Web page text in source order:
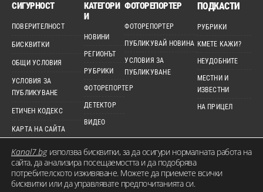
СИГУРНОСТ
ПОВЕРИТЕЛНОСТ
БИСКВИТКИ
ОБЩИ УСЛОВИЯ
УСЛОВИЯ ЗА
ПУБЛИКУВАНЕ
ЕТИЧЕН КОДЕКС
КАРТА НА САЙТА
КАТЕГОРИ
И
НОВИНИ
РЕГИОНЪТ
РУБРИКИ
ФОТОРЕПОРТЕР
ДЕТЕКТОР
ВИДЕО
ФОТОРЕПОРТЕР
ФОТОРЕПОРТЕР
ПУБЛИКУВАЙ НОВИНА
УСЛОВИЯ ЗА
ПУБЛИКУВАНЕ
ПОДКАСТИ
РУБРИКИ
КМЕТЕ КАЖИ?
НЕУДОБНИТЕ
МЕСТНИ И
ИЗВЕСТНИ
НА ПРИЦЕЛ
© 2026 KANAL7.BG – МЕСТЕН ГЛАС. Всички права запазени. Съдържанието на
Kanal7.bgизползва бисквитки, за да осигури нормалната работа на
сайта, да анализира посещаемостта и да подобрява
потребителското изживяване. Можете да приемете всички
бисквитки или да управлявате предпочитанията си.